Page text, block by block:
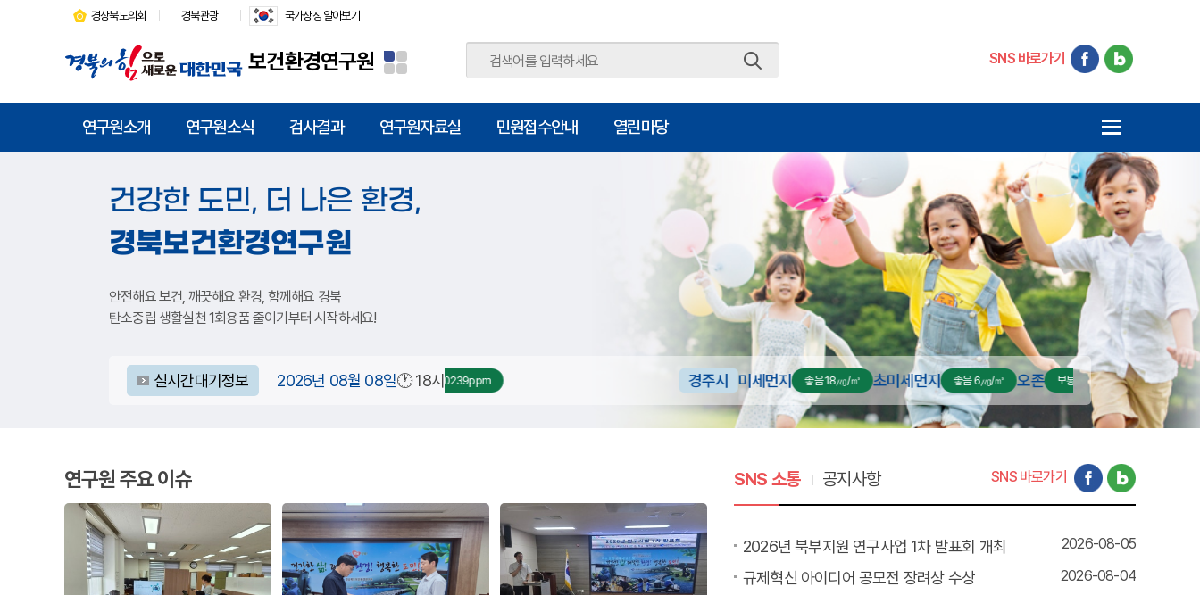
보건환경연구원
경상북도의회 경북관광 국가상징 알아보기
SNS 바로가기
연구원소개 연구원소식 검사결과 연구원자료실 민원접수안내 열린마당
건강한 도민, 더 나은 환경,
경북보건환경연구원
안전해요 보건, 깨끗해요 환경, 함께해요 경북
탄소중립 생활실천 1회용품 줄이기부터 시작하세요!
실시간대기정보 2026년 08월 08일🕐 18시
오존 좋음 0.0239ppm 경주시 초미세먼지 좋음 6㎍/㎥ 오존 보통 0.0472ppm 고령군 미세먼
연구원 주요 이슈 SNS 소통
2026년 북부지원 연구사업 1차 발표회 개최 2026-08-05
규제혁신 아이디어 공모전 장려상 수상 2026-08-04
SNS 바로가기
공지사항